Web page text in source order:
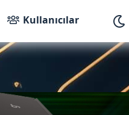
Kullanıcılar